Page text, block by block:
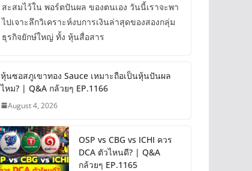
สะสมไว้ใน พอร์ตปันผล ของตนเอง วันนี้เราจะพา
ไปเจาะลึกวิเคราะห์งบการเงินล่าสุดของสองกลุ่ม
ธุรกิจยักษ์ใหญ่ ทั้ง หุ้นสื่อสาร
หุ้นซอสภูเขาทอง Sauce เหมาะถือเป็นหุ้นปันผล
ไหม? | Q&A กล้วยๆ EP.1166
August 4, 2026
OSP vs CBG vs ICHI ควร
DCA ตัวไหนดี? | Q&A
กล้วยๆ EP.1165